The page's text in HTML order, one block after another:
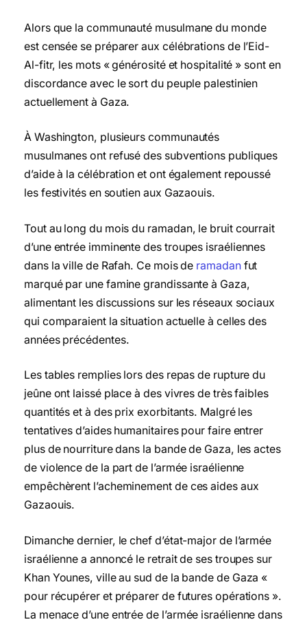
Alors que la communauté musulmane du monde
est censée se préparer aux célébrations de l’Eid-
Al-fitr, les mots « générosité et hospitalité » sont en
discordance avec le sort du peuple palestinien
actuellement à Gaza.
À Washington, plusieurs communautés
musulmanes ont refusé des subventions publiques
d’aide à la célébration et ont également repoussé
les festivités en soutien aux Gazaouis.
Tout au long du mois du ramadan, le bruit courrait
d’une entrée imminente des troupes israéliennes
dans la ville de Rafah. Ce mois de ramadanfut
marqué par une famine grandissante à Gaza,
alimentant les discussions sur les réseaux sociaux
qui comparaient la situation actuelle à celles des
années précédentes.
Les tables remplies lors des repas de rupture du
jeûne ont laissé place à des vivres de très faibles
quantités et à des prix exorbitants. Malgré les
tentatives d’aides humanitaires pour faire entrer
plus de nourriture dans la bande de Gaza, les actes
de violence de la part de l’armée israélienne
empêchèrent l’acheminement de ces aides aux
Gazaouis.
Dimanche dernier, le chef d’état-major de l’armée
israélienne a annoncé le retrait de ses troupes sur
Khan Younes, ville au sud de la bande de Gaza «
pour récupérer et préparer de futures opérations ».
La menace d’une entrée de l’armée israélienne dans